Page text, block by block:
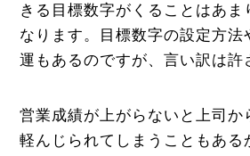
きる目標数字がくることはあ
なります。目標数字の設定方
運もあるのですが、言い訳は許
営業成績が上がらないと上司
軽んじられてしまうこともあ